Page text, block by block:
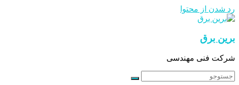
رد شدن از محتوا
برین برق
شرکت فنی مهندسی